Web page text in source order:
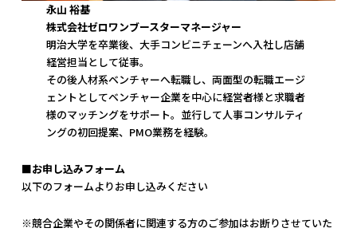
永山 裕基
株式会社ゼロワンブースターマネージャー
明治大学を卒業後、大手コンビニチェーンへ入社し店舗
経営担当として従事。
その後人材系ベンチャーへ転職し、両面型の転職エージ
ェントとしてベンチャー企業を中心に経営者様と求職者
様のマッチングをサポート。並行して人事コンサルティ
ングの初回提案、PMO業務を経験。
■お申し込みフォーム
以下のフォームよりお申し込みください
※競合企業やその関係者に関連する方のご参加はお断りさせていた